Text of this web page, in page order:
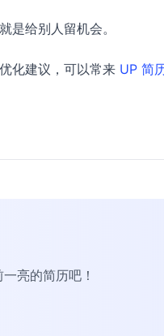
是给别人留机会。
化建议，可以常来 UP 简
亮的简历吧！